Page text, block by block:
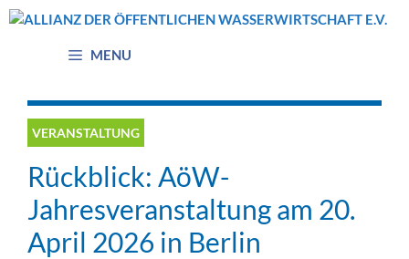
Zum
MENU
VERANSTALTUNG
Rückblick: AöW-
Jahresveranstaltung am 20.
April 2026 in Berlin